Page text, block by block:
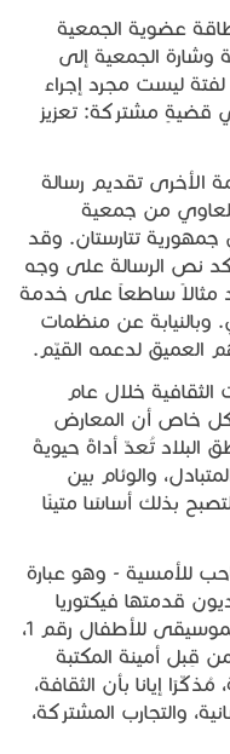
عضوية الجمعية
وشارة الجمعية إلى
ليست مجرد إجراء
مشتركة: تعزيز
الأخرى تقديم رسالة
من جمعية
تتارستان. وقد
نص الرسالة على وجه
مثالاً ساطعاً على خدمة
وبالنيابة عن منظمات
العميق لدعمه القيّم.
الثقافية خلال عام
خاص أن المعارض
تُعدّ أداةً حيويةً
والوئام بين
بذلك أساسًا متينًا
للأمسية - وهو عبارة
قدمتها فيكتوريا
لياخوفيتسكايا، معلمة في مدرسة الموسيقى للأطفال رقم 1،
قِبل أمينة المكتبة
إيانا بأن الثقافة،
والتجارب المشتركة،